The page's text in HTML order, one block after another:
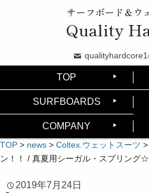
サーフボード＆ウ
Quality
TOP
SURFBOARDS
COMPANY
TOP > news > Coltex.ウェットスーツ >
ン！！ / 真夏用シーガル・スプリング☆
2019年7月24日